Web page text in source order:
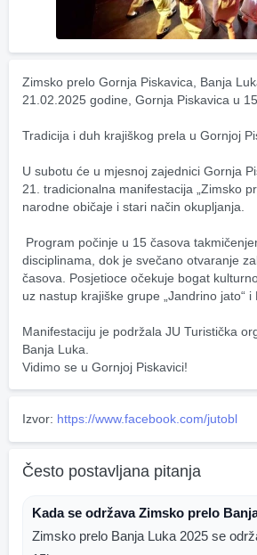
Zimsko prelo Gornja Piskavica, Banja
21.02.2025 godine, Gornja Piskavica u
Tradicija i duh krajiškog prela u Gornjoj
U subotu će u mjesnoj zajednici Gornja
21. tradicionalna manifestacija „Zimsko
narodne običaje i stari način okupljanja.
disciplinama, dok je svečano otvaranje
časova. Posjetioce očekuje bogat
uz nastup krajiške grupe „Jandrino jato“ i
Manifestaciju je podržala JU Turistička
Banja Luka.
Vidimo se u Gornjoj Piskavici!
Izvor: https://www.facebook.com/jutobl
Često postavljana pitanja
Kada se održava Zimsko prelo
Zimsko prelo Banja Luka 2025 se